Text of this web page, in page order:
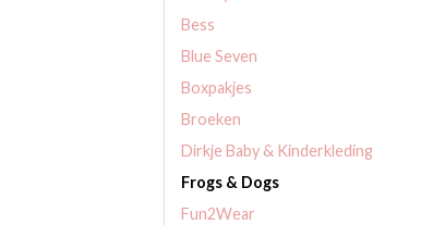
Bess
Blue Seven
Boxpakjes
Broeken
Dirkje Baby & Kinderkleding
Frogs & Dogs
Fun2Wear